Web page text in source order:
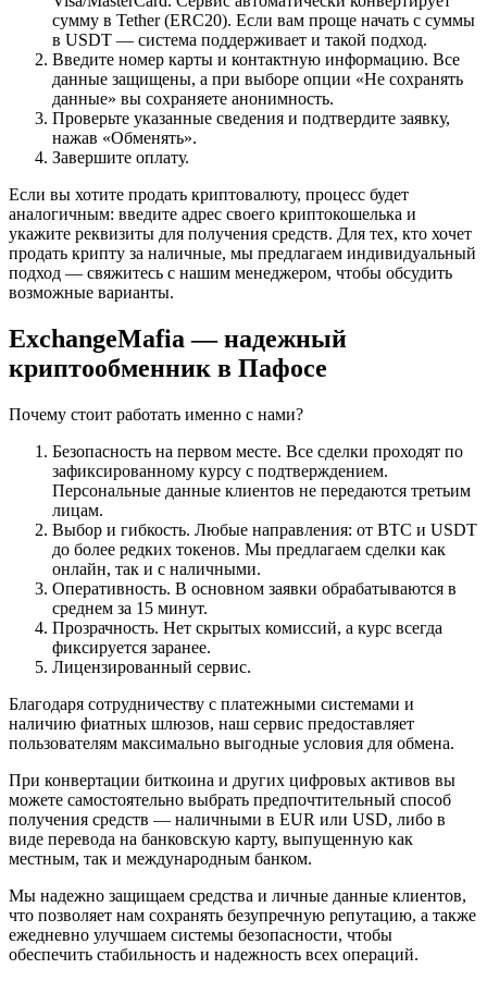
сумму в Tether (ERC20). Если вам проще начать с суммы
в USDT — система поддерживает и такой подход.
Введите номер карты и контактную информацию. Все
данные защищены, а при выборе опции «Не сохранять
данные» вы сохраняете анонимность.
Проверьте указанные сведения и подтвердите заявку,
нажав «Обменять».
Завершите оплату.
Если вы хотите продать криптовалюту, процесс будет
аналогичным: введите адрес своего криптокошелька и
укажите реквизиты для получения средств. Для тех, кто хочет
продать крипту за наличные, мы предлагаем индивидуальный
подход — свяжитесь с нашим менеджером, чтобы обсудить
возможные варианты.
ExchangeMafia — надежный
криптообменник в Пафосе
Почему стоит работать именно с нами?
Безопасность на первом месте. Все сделки проходят по
зафиксированному курсу с подтверждением.
Персональные данные клиентов не передаются третьим
лицам.
Выбор и гибкость. Любые направления: от BTC и USDT
до более редких токенов. Мы предлагаем сделки как
онлайн, так и с наличными.
Оперативность. В основном заявки обрабатываются в
среднем за 15 минут.
Прозрачность. Нет скрытых комиссий, а курс всегда
фиксируется заранее.
Лицензированный сервис.
Благодаря сотрудничеству с платежными системами и
наличию фиатных шлюзов, наш сервис предоставляет
пользователям максимально выгодные условия для обмена.
При конвертации биткоина и других цифровых активов вы
можете самостоятельно выбрать предпочтительный способ
получения средств — наличными в EUR или USD, либо в
виде перевода на банковскую карту, выпущенную как
местным, так и международным банком.
Мы надежно защищаем средства и личные данные клиентов,
что позволяет нам сохранять безупречную репутацию, а также
ежедневно улучшаем системы безопасности, чтобы
обеспечить стабильность и надежность всех операций.